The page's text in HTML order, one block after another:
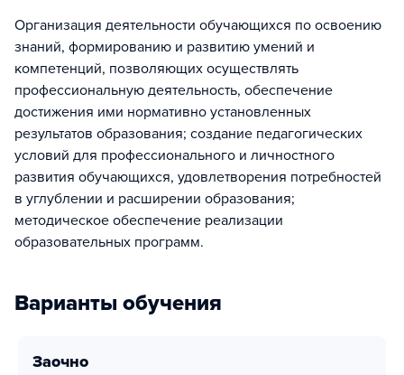
Организация деятельности обучающихся по освоению
знаний, формированию и развитию умений и
компетенций, позволяющих осуществлять
профессиональную деятельность, обеспечение
достижения ими нормативно установленных
результатов образования; создание педагогических
условий для профессионального и личностного
развития обучающихся, удовлетворения потребностей
в углублении и расширении образования;
методическое обеспечение реализации
образовательных программ.
Варианты обучения
заочно